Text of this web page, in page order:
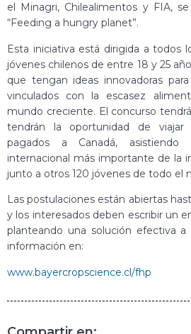
el Minagri, Chilealimentos y FIA,
“Feeding a hungry planet”.
Esta iniciativa está dirigida a todos
jóvenes chilenos de entre 18 y 25
que tengan ideas innovadoras
vinculados con la escasez
mundo creciente. El concurso
tendrán la oportunidad de
pagados a Canadá,
internacional más importante de la
junto a otros 120 jóvenes de todo el
Las postulaciones están abiertas
y los interesados deben escribir un
planteando una solución efectiva
información en:
www.bayercropscience.cl/fhp